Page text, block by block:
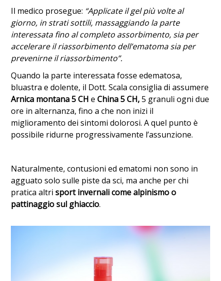
Il medico prosegue: “Applicate il gel più volte al
giorno, in strati sottili, massaggiando la parte
interessata fino al completo assorbimento, sia per
accelerare il riassorbimento dell’ematoma sia per
prevenirne il riassorbimento”.
Quando la parte interessata fosse edematosa,
bluastra e dolente, il Dott. Scala consiglia di assumere
Arnica montana 5 CH eChina 5 CH,5 granuli ogni due
ore in alternanza, fino a che non inizi il
miglioramento dei sintomi dolorosi. A quel punto è
possibile ridurne progressivamente l’assunzione.
Naturalmente, contusioni ed ematomi non sono in
agguato solo sulle piste da sci, ma anche per chi
pratica altrisport invernali come alpinismo o
pattinaggio sul ghiaccio.